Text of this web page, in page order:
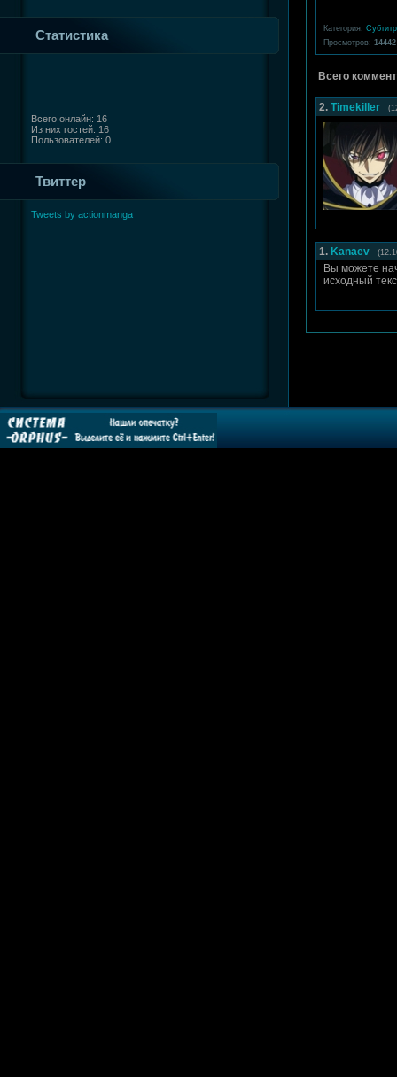
Статистика
Всего онлайн: 16
Из них гостей: 16
Пользователей: 0
Твиттер
Tweets by actionmanga
Категория:
Просмотров: 14442
Всего
2. Timekiller
1. Kanaev
Вы можете
исходный